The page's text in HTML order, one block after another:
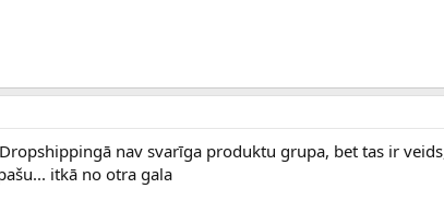
nav svarīga produktu grupa, bet tas ir
itkā no otra gala